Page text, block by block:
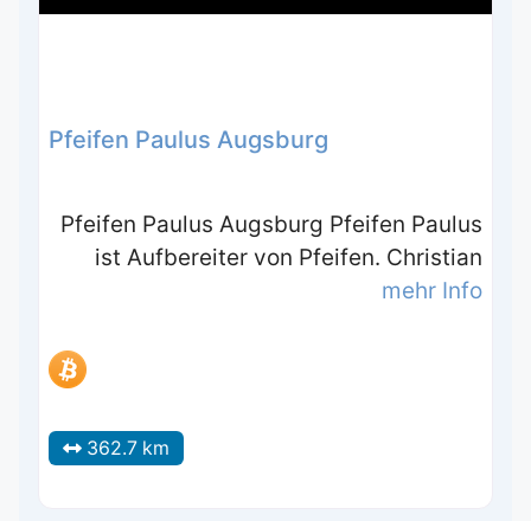
Pfeifen Paulus Augsburg
Pfeifen Paulus Augsburg Pfeifen Paulus
ist Aufbereiter von Pfeifen. Christian
mehr Info
362.7 km